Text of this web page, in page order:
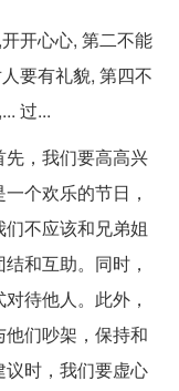
开心心, 第二不能
要有礼貌, 第四不
过...
，我们要高高兴
个欢乐的节日，
不应该和兄弟姐
和互助。同时，
待他人。此外，
们吵架，保持和
时，我们要虚心